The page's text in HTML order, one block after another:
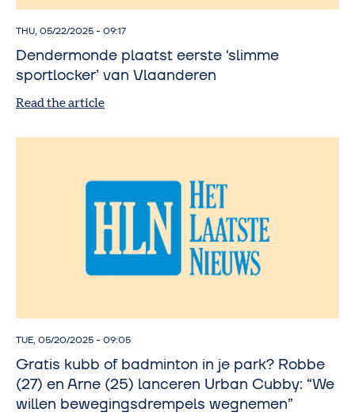
THU, 05/22/2025 - 09:17
Dendermonde plaatst eerste ‘slimme
sportlocker’ van Vlaanderen
Read the article
TUE, 05/20/2025 - 09:05
Gratis kubb of badminton in je park? Robbe
(27) en Arne (25) lanceren Urban Cubby: “We
willen bewegingsdrempels wegnemen”